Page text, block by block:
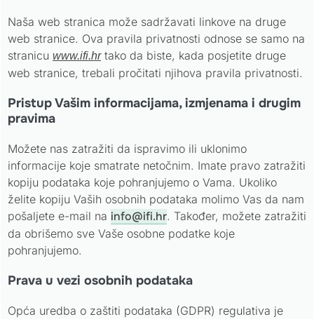
Naša web stranica može sadržavati linkove na druge
web stranice. Ova pravila privatnosti odnose se samo na
stranicu www.ifi.hrtako da biste, kada posjetite druge
web stranice, trebali pročitati njihova pravila privatnosti.
Pristup Vašim informacijama, izmjenama i drugim
pravima
Možete nas zatražiti da ispravimo ili uklonimo
informacije koje smatrate netočnim. Imate pravo zatražiti
kopiju podataka koje pohranjujemo o Vama. Ukoliko
želite kopiju Vaših osobnih podataka molimo Vas da nam
pošaljete e-mail na info@ifi.hr. Također, možete zatražiti
da obrišemo sve Vaše osobne podatke koje
pohranjujemo.
Prava u vezi osobnih podataka
Opća uredba o zaštiti podataka (GDPR) regulativa je